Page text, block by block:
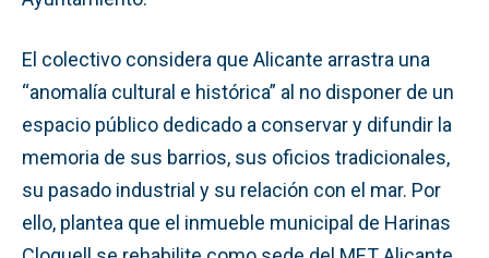
El colectivo considera que Alicante arrastra una
“anomalía cultural e histórica” al no disponer de un
espacio público dedicado a conservar y difundir la
memoria de sus barrios, sus oficios tradicionales,
su pasado industrial y su relación con el mar. Por
ello, plantea que el inmueble municipal de Harinas